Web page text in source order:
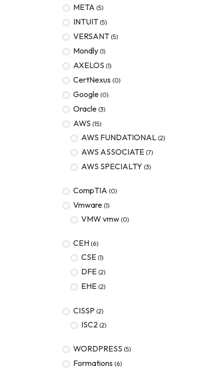
axelos
META (5)
INTUIT (5)
VERSANT (5)
Mondly (1)
AXELOS (1)
CertNexus (0)
Google(0)
Oracle(3)
AWS (15)
AWS FUNDATIONAL (2)
AWS ASSOCIATE (7)
AWS SPECIALTY (3)
CompTIA (0)
Vmware (1)
VMW vmw (0)
CEH (6)
CSE (1)
DFE (2)
EHE (2)
CISSP (2)
ISC2 (2)
WORDPRESS (5)
Formations (6)